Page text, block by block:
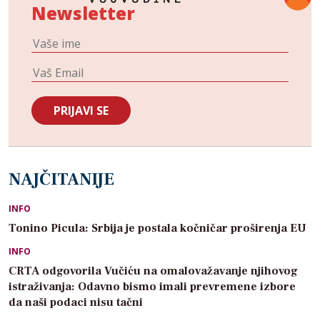
Newsletter
NAJČITANIJE
INFO
Tonino Picula: Srbija je postala kočničar proširenja EU
INFO
CRTA odgovorila Vučiću na omalovažavanje njihovog
istraživanja: Odavno bismo imali prevremene izbore
da naši podaci nisu tačni